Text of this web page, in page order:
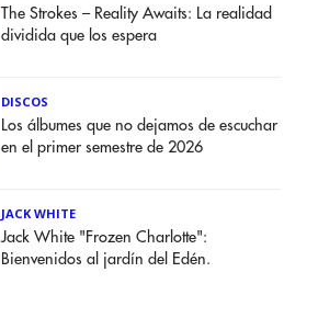
The Strokes – Reality Awaits: La realidad
dividida que los espera
DISCOS
Los álbumes que no dejamos de escuchar
en el primer semestre de 2026
JACK WHITE
Jack White "Frozen Charlotte":
Bienvenidos al jardín del Edén.